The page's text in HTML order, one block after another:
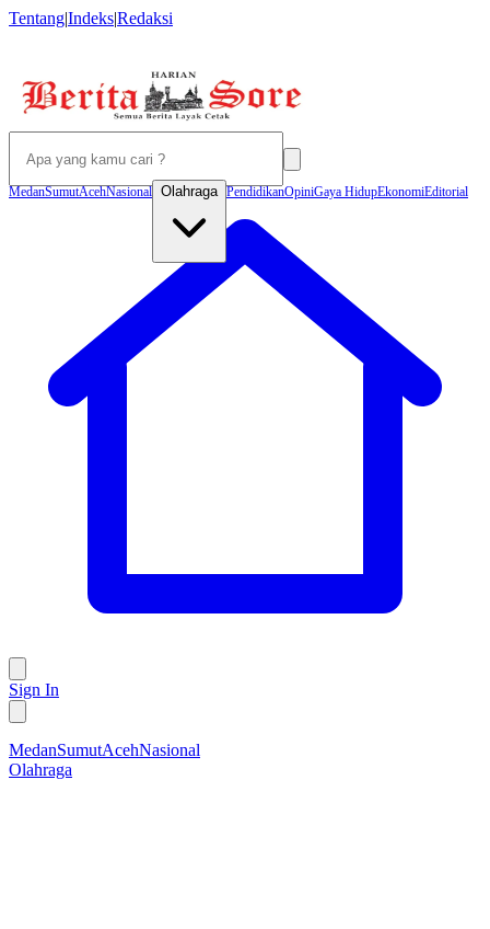
Tentang|Indeks|Redaksi
MedanSumutAcehNasional Olahraga PendidikanOpiniGaya HidupEkonomiEditorial
Sign In
MedanSumutAcehNasional
Olahraga